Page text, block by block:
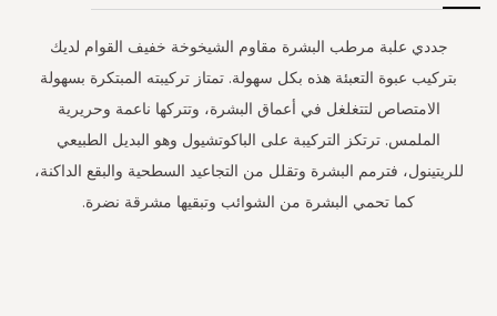
جددي علبة مرطب البشرة مقاوم الشيخوخة خفيف القوام لديك
بتركيب عبوة التعبئة هذه بكل سهولة. تمتاز تركيبته المبتكرة بسهولة
الامتصاص لتتغلغل في أعماق البشرة، وتتركها ناعمة وحريرية
الملمس. ترتكز التركيبة على الباكوتشيول وهو البديل الطبيعي
للريتينول، فترمم البشرة وتقلل من التجاعيد السطحية والبقع الداكنة،
كما تحمي البشرة من الشوائب وتبقيها مشرقة نضرة.